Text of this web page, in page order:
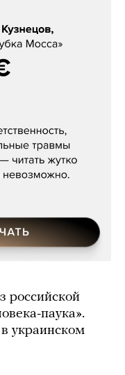
российской
паука».
украинском